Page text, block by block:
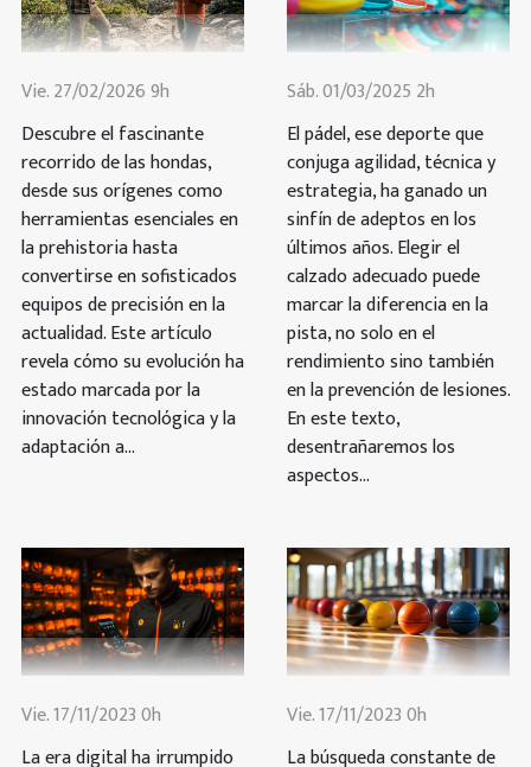
Vie. 27/02/2026 9h
Descubre el fascinante
recorrido de las hondas,
desde sus orígenes como
herramientas esenciales en
la prehistoria hasta
convertirse en sofisticados
equipos de precisión en la
actualidad. Este artículo
revela cómo su evolución ha
estado marcada por la
innovación tecnológica y la
adaptación a...
Sáb. 01/03/2025 2h
El pádel, ese deporte que
conjuga agilidad, técnica y
estrategia, ha ganado un
sinfín de adeptos en los
últimos años. Elegir el
calzado adecuado puede
marcar la diferencia en la
pista, no solo en el
rendimiento sino también
en la prevención de lesiones.
En este texto,
desentrañaremos los
aspectos...
Vie. 17/11/2023 0h
La era digital ha irrumpido
Vie. 17/11/2023 0h
La búsqueda constante de